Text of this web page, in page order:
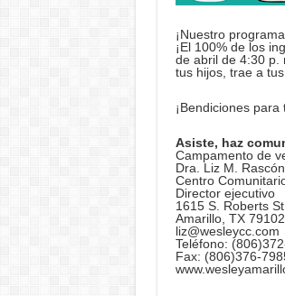
¡Nuestro
¡El 100% de los
de abril de 4:30 p.
tus hijos, trae a
¡Bendiciones
Asiste, haz
Campamento de
Dra. Liz M.
Centro
Director ejecutivo
1615 S. Roberts
Amarillo, TX 79102
liz@wesleycc.com
Teléfono:
Fax: (806)376-